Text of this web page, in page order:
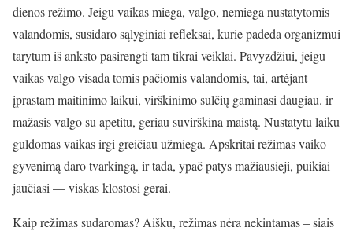
dienos režimo. Jeigu vaikas miega, valgo, nemiega nustatytomis
valandomis, susidaro sąlyginiai refleksai, kurie padeda organizmui
tarytum iš anksto pasirengti tam tikrai veiklai. Pavyzdžiui, jeigu
vaikas valgo visada tomis pačiomis valandomis, tai, artėjant
įprastam maitinimo laikui, virškinimo sulčių gaminasi daugiau. ir
mažasis valgo su apetitu, geriau suvirškina maistą. Nustatytu laiku
guldomas vaikas irgi greičiau užmiega. Apskritai režimas vaiko
gyvenimą daro tvarkingą, ir tada, ypač patys mažiausieji, puikiai
jaučiasi — viskas klostosi gerai.
Kaip režimas sudaromas? Aišku, režimas nėra nekintamas – siais